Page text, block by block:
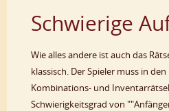
Schwierige
Wie alles andere ist auch das
klassisch. Der Spieler muss in
Kombinations- und
Schwierigkeitsgrad von